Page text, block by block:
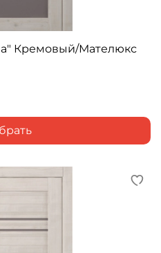
Кремовый/Мателюкс